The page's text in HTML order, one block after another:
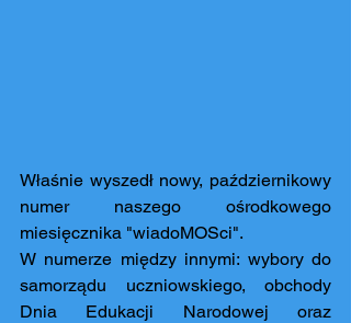
Właśnie wyszedł nowy, październikowy
numer naszego ośrodkowego
miesięcznika "wiadoMOSci".
W numerze między innymi: wybory do
samorządu uczniowskiego, obchody
Dnia Edukacji Narodowej oraz